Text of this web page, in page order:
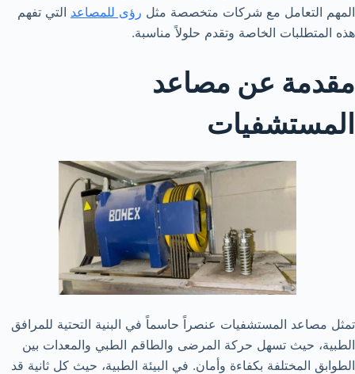
المهم التعامل مع شركات متخصصة مثل رؤى للمصاعد التي تفهم
هذه المتطلبات الخاصة وتقدم حلولاً مناسبة.
مقدمة عن مصاعد
المستشفيات
تمثل مصاعد المستشفيات عنصراً حاسماً في البنية التحتية للمرافق
الطبية، حيث تسهل حركة المرضى والطاقم الطبي والمعدات بين
الطوابق المختلفة بكفاءة وأمان. في البيئة الطبية، حيث كل ثانية قد